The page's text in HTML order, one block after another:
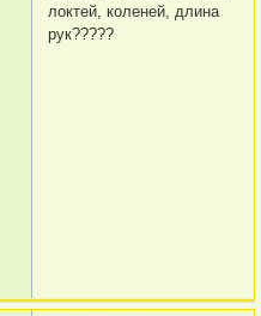
локтей, коленей, длина
рук?????